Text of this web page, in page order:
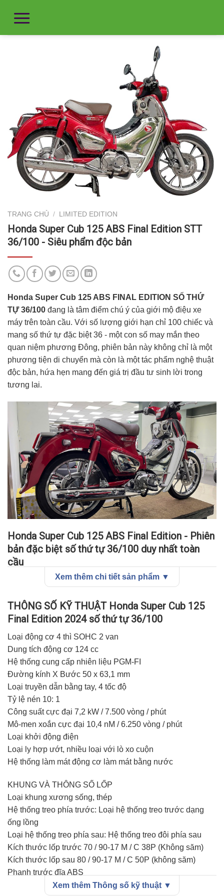
TRANG CHỦ / LIMITED EDITION
Honda Super Cub 125 ABS Final Edition STT
36/100 - Siêu phẩm độc bản
Honda Super Cub 125 ABS FINAL EDITION SỐ THỨ
TỰ 36/100 đang là tâm điểm chú ý của giới mộ điệu xe
máy trên toàn cầu. Với số lượng giới hạn chỉ 100 chiếc và
mang số thứ tự đặc biệt 36 - một con số may mắn theo
quan niệm phương Đông, phiên bản này không chỉ là một
phương tiện di chuyển mà còn là một tác phẩm nghệ thuật
độc bản, hứa hẹn mang đến giá trị đầu tư sinh lời trong
tương lai.
Honda Super Cub 125 ABS Final Edition - Phiên
bản đặc biệt số thứ tự 36/100 duy nhất toàn
cầu
Trong làng xe máy thế giới, Honda Super Cub luôn được
Phiên bản Final Edition đánh dấu một cột mốc quan trọng
trong lịch sử phát triển của dòng xe này, đặc biệt là chiếc
Di sản và ý nghĩa lịch sử
Honda Super Cub ra đời từ năm 1958, được mệnh danh là
"chiếc xe thay đổi thế giới". Trải qua hơn 6 thập kỷ, Super
Cub đã bán được hơn 100 triệu chiếc trên toàn cầu, trở
thành phương tiện cơ giới được sản xuất nhiều nhất trong
lịch sử.
Phiên bản Final Edition số 36/100 mang trong mình trọng
trách kế thừa và phát huy di sản này. Con số 36 không chỉ
đơn thuần là một số thứ tự, mà còn mang ý nghĩa đặc biệt
về sự thịnh vượng và may mắn trong văn hóa phương
Đông.
Xem thêm chi tiết sản phẩm ▼
THÔNG SỐ KỸ THUẬT Honda Super Cub 125
Final Edition 2024 số thứ tự 36/100
Loại động cơ 4 thì SOHC 2 van
Dung tích động cơ 124 cc
Hệ thống cung cấp nhiên liệu PGM-FI
Đường kính X Bước 50 x 63,1 mm
Loại truyền dẫn bằng tay, 4 tốc độ
Tỷ lệ nén 10: 1
Công suất cực đại 7,2 kW / 7.500 vòng / phút
Mô-men xoắn cực đại 10,4 nM / 6.250 vòng / phút
Loại khởi động điện
Loại ly hợp ướt, nhiều loại với lò xo cuộn
Hệ thống làm mát động cơ làm mát bằng nước
KHUNG VÀ THÔNG SỐ LỐP
Loại khung xương sống, thép
Hệ thống treo phía trước: Loại hệ thống treo trước dạng
ống lồng
Loại hệ thống treo phía sau: Hệ thống treo đôi phía sau
Kích thước lốp trước 70 / 90-17 M / C 38P (Không săm)
Kích thước lốp sau 80 / 90-17 M / C 50P (không săm)
Phanh trước đĩa ABS
Phanh sau dẫn động cơ khí
Xem thêm Thông số kỹ thuật ▼